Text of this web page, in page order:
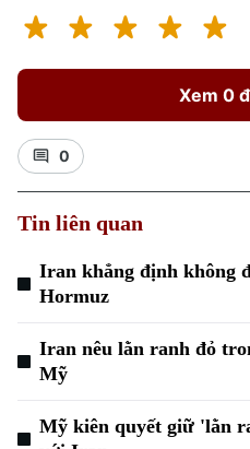
Xu hướng
Xem 0
0
Tin liên quan
Iran khẳng định không
Hormuz
Iran nêu lằn ranh đỏ
Mỹ
Mỹ kiên quyết giữ 'lằn